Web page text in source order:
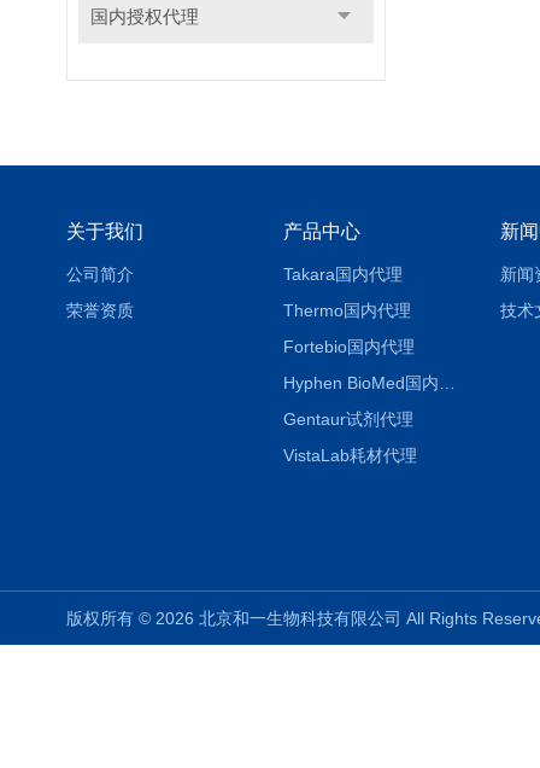
国内授权代理
关于我们
公司简介
荣誉资质
产品中心
Takara国内代理
Thermo国内代理
Fortebio国内代理
Gentaur试剂代理
VistaLab耗材代理
新
新闻
技术
版权所有 © 2026 北京和一生物科技有限公司 All Rights